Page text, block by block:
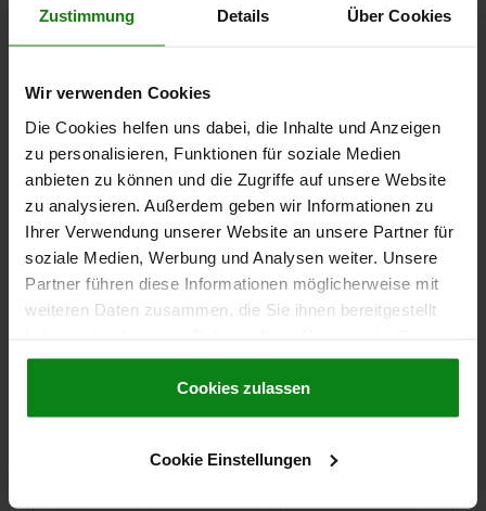
Zustimmung Details Über Cookies
Wir verwenden Cookies
Die Cookies helfen uns dabei, die Inhalte und Anzeigen
zu personalisieren, Funktionen für soziale Medien
anbieten zu können und die Zugriffe auf unsere Website
zu analysieren. Außerdem geben wir Informationen zu
Ihrer Verwendung unserer Website an unsere Partner für
soziale Medien, Werbung und Analysen weiter. Unsere
Partner führen diese Informationen möglicherweise mit
weiteren Daten zusammen, die Sie ihnen bereitgestellt
gesammelt haben.Cookie Richtlinien
Datenschutz|AGB
Cookies zulassen
Cookie Einstellungen
LONGUEUR=11
LONGUEUR=6,7 DIAMÈTRE DE L'ALÉSAGE 2=10
±S=0,8 F ENV. N=100
4,80 CHF
hors frais d’envoi
DÉTAILS
03330
MODÈLE 1=SANS JOINT DIAMÈTRE EXTÉRIEUR=10